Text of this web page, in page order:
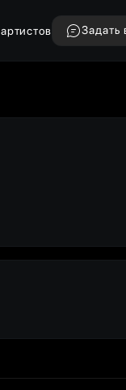
Задать